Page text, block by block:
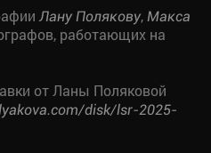
Лану Полякову, Макса
работающих на
от Ланы Поляковой
disk/lsr-2025-